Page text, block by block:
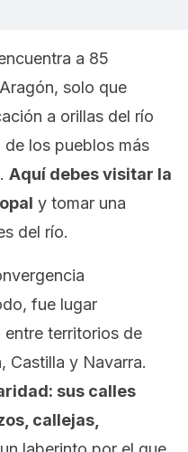
a 85
solo que
a orillas del río
los pueblos más
Aquí debes visitar la
y tomar una
del río.
fue lugar
territorios de
Castilla y Navarra.
sus calles
callejas,